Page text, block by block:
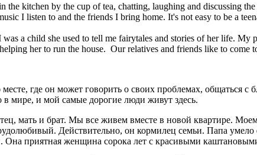
the kitchen by the cup of tea, chatting, laughing and discussing
I listen to and the friends I bring home. It's not easy to be a
a child she used to tell me fairytales and stories of her life.
her to run the house. Our relatives and friends like to come
где он может говорить о своих проблемах, общаться
мире, и мой самые дорогие люди живут здесь.
мать и брат. Мы все живем вместе в новой квартире.
Действительно, он кормилец семьи. Папа
приятная женщина сорока лет с красивыми